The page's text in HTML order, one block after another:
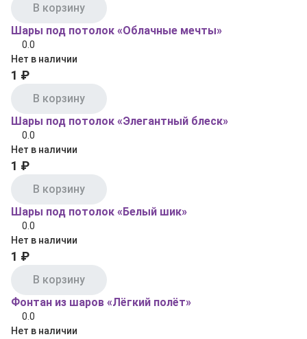
В корзину
Шары под потолок «Облачные мечты»
0.0
Нет в наличии
1 ₽
В корзину
Шары под потолок «Элегантный блеск»
0.0
Нет в наличии
1 ₽
В корзину
Шары под потолок «Белый шик»
0.0
Нет в наличии
1 ₽
В корзину
Фонтан из шаров «Лёгкий полёт»
0.0
Нет в наличии